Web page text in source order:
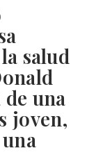
salud
una
joven,